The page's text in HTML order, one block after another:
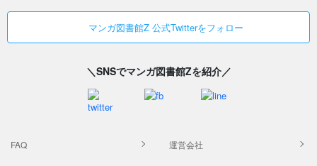
マンガ図書館Z 公式Twitterをフォロー
＼SNSでマンガ図書館Zを紹介／
FAQ 運営会社